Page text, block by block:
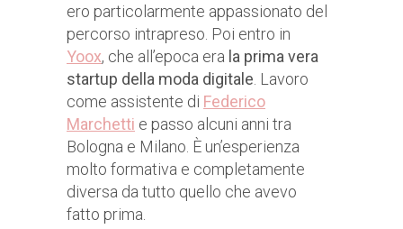
ero particolarmente appassionato del
percorso intrapreso. Poi entro in
Yoox, che all’epoca era la prima vera
startup della moda digitale. Lavoro
come assistente di Federico
Marchetti e passo alcuni anni tra
Bologna e Milano. È un’esperienza
molto formativa e completamente
diversa da tutto quello che avevo
fatto prima.